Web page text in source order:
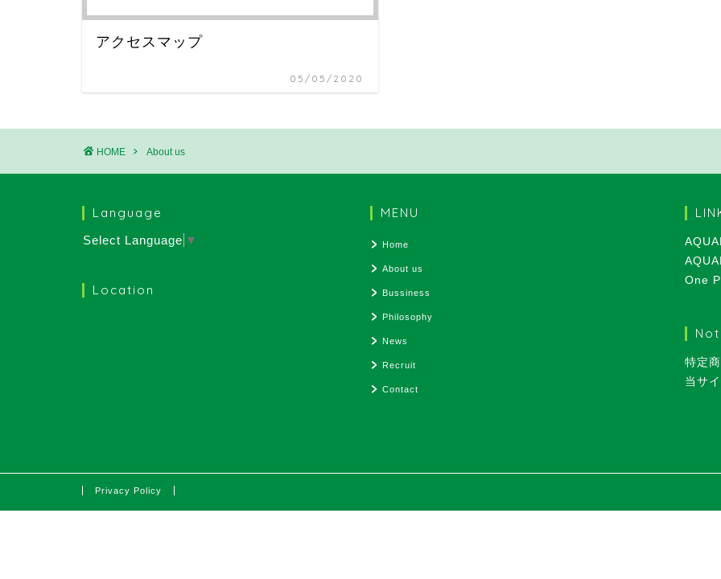
アクセスマップ
05/05/2020
HOME About us
Language
Select Language ▼
Location
MENU
Home
About us
Bussiness
Philosophy
News
Recruit
Contact
One
特定
当サ
Privacy Policy